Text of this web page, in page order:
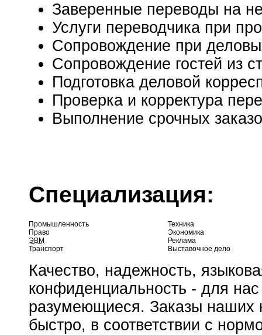
Заверенные переводы на
Услуги переводчика при
Сопровождение при
Сопровождение гостей из
Подготовка деловой
Проверка и корректура
Выполнение срочных
Специализация:
Промышленность
Техника
Право
Экономика
ЭВМ
Реклама
Транспорт
Выставочное дело
Качество, надежность,
конфиденциальность - для
разумеющиеся. Заказы наших
быстро, в соответствии с